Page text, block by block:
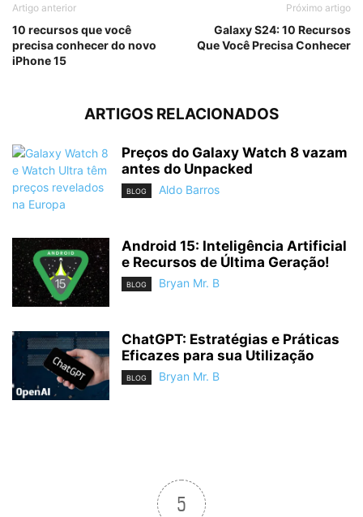
Artigo anterior
10 recursos que você
precisa conhecer do novo
iPhone 15
Próximo artigo
Galaxy S24: 10 Recursos
Que Você Precisa Conhecer
ARTIGOS RELACIONADOS
Preços do Galaxy Watch 8 vazam
antes do Unpacked
BLOG Aldo Barros
Android 15: Inteligência Artificial
e Recursos de Última Geração!
BLOG Bryan Mr. B
ChatGPT: Estratégias e Práticas
Eficazes para sua Utilização
BLOG Bryan Mr. B
5